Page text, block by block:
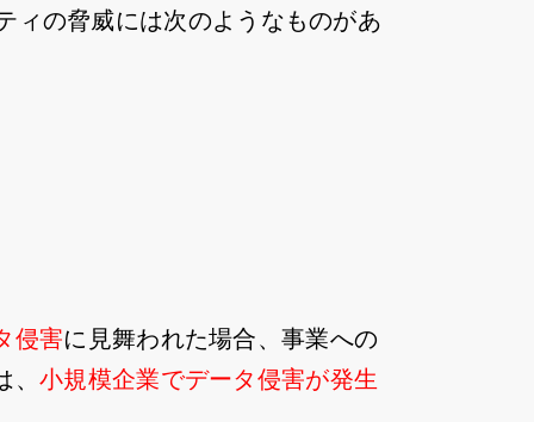
ィの脅威には次のようなものがあ
侵害に見舞われた場合、事業への
小規模企業でデータ侵害が発生